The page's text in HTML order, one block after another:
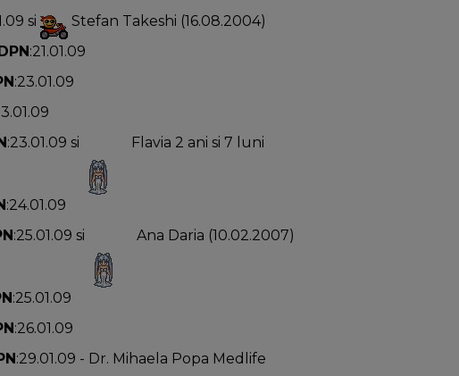
si
Stefan Takeshi (16.08.2004)
:21.01.09
:23.01.09
:23.01.09 si Flavia 2 ani si 7 luni
:24.01.09
:25.01.09 si Ana Daria (10.02.2007)
:25.01.09
:26.01.09
:29.01.09 - Dr. Mihaela Popa Medlife